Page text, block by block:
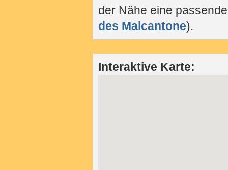
der Nähe eine
des Malcantone).
Interaktive Karte: